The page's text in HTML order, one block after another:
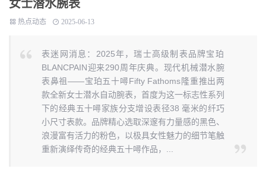
女士潜水腕表
热点动态 2025-06-13
表迷网消息：2025年，瑞士高级制表品牌宝珀
BLANCPAIN迎来290周年庆典。现代机械潜水腕
表鼻祖——宝珀五十噚Fifty Fathoms隆重推出两
款全新女士潜水自动腕表，首度为这一标志性系列
下的经典五十噚家族分支增设表径38 毫米的纤巧
小尺寸表款。品牌精心选取深邃有力量感的黑色、
浪漫富有活力的粉色，以极具女性魅力的细节笔触
重新演绎传奇的经典五十噚作品，...